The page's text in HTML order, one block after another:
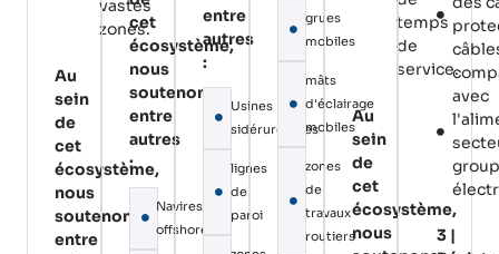
vastes
zones.
Au
sein
de
cet
écosystème,
nous
soutenons,
entre
cet
écosystème,
nous
soutenons,
entre
autres
:
Navires
offshore
entre
autres
:
Usines
sidérurgiques
lignes
de
paroi
grues
mobiles
mâts
d'éclairage
mobiles
zones
de
travaux
routiers
temps
de
service.
Au
sein
de
cet
écosystème,
nous
avec
3 |